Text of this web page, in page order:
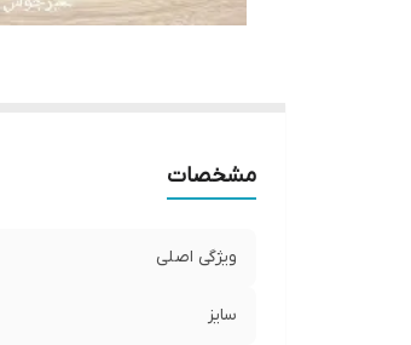
مشخصات
ویژگی اصلی
سایز